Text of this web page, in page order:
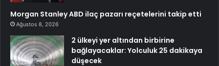
Morgan Stanley ABD ilaç pazarı reçetelerini takip etti
Ağustos 8, 2026
2 ülkeyi yer altından birbirine
bağlayacaklar: Yolculuk 25 dakikaya
düşecek